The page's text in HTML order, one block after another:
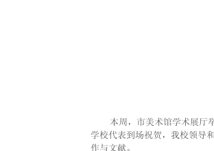
学校代表到场祝贺，我校领导
作与文献。